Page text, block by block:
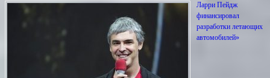
Ларри Пейдж
финансировал
разработки летающих
автомобилей»